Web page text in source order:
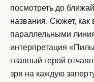
посмотреть до
названия. Сюжет, как
параллельными
интерпретация
главный герой
зря на каждую